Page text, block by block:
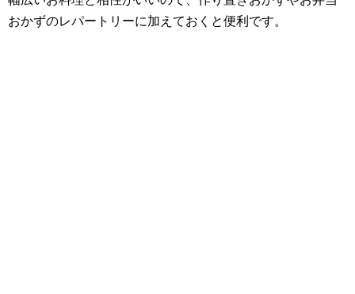
おかずのレパートリーに加えておくと便利です。